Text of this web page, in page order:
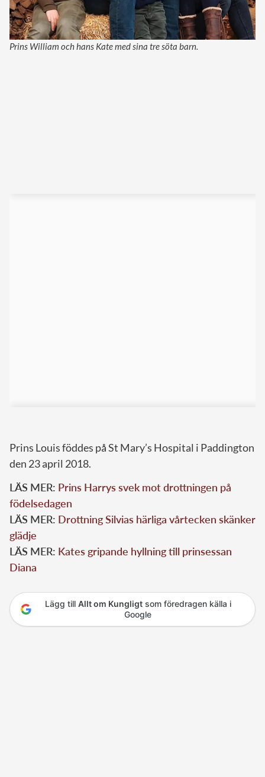
Prins William och hans Kate med sina tre söta barn.
Prins Louis föddes på St Mary’s Hospital i Paddington
den 23 april 2018.
LÄS MER: Prins Harrys svek mot drottningen på
födelsedagen
LÄS MER: Drottning Silvias härliga vårtecken skänker
glädje
LÄS MER: Kates gripande hyllning till prinsessan
Diana
Lägg till Allt om Kungligtsom föredragen källa i
Google